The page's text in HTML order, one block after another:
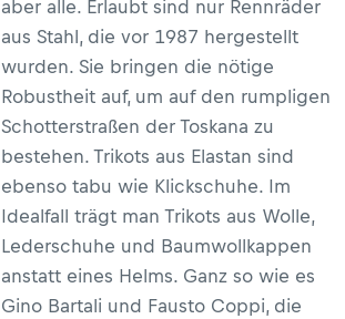
aber alle. Erlaubt sind nur Rennräder
aus Stahl, die vor 1987 hergestellt
wurden. Sie bringen die nötige
Robustheit auf, um auf den rumpligen
Schotterstraßen der Toskana zu
bestehen. Trikots aus Elastan sind
ebenso tabu wie Klickschuhe. Im
Idealfall trägt man Trikots aus Wolle,
Lederschuhe und Baumwollkappen
anstatt eines Helms. Ganz so wie es
Gino Bartali und Fausto Coppi, die